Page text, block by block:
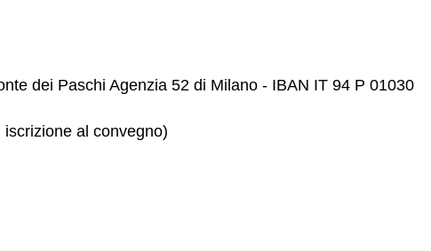
dei Paschi Agenzia 52 di Milano - IBAN IT 94 P 01030
al convegno)